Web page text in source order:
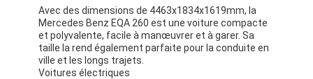
Avec des dimensions de 4463x1834x1619mm, la
Mercedes Benz EQA 260 est une voiture compacte
et polyvalente, facile à manœuvrer et à garer. Sa
taille la rend également parfaite pour la conduite en
ville et les longs trajets.
Voitures électriques